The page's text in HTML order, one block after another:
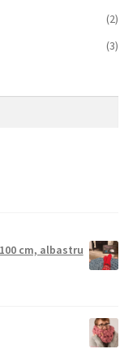
(2)
(3)
cm, albastru